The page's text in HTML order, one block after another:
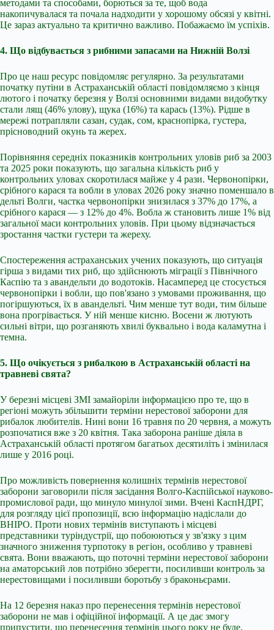
методами та способами, борються за те, щоб вода
накопичувалася та почала надходити у хорошому обсязі у квітні.
Це зараз актуально та критично важливо. Побажаємо їм успіхів.
4. Що відбувається з рибними запасами на Нижній Волзі
Про це наш ресурс повідомляє регулярно. За результатами
початку путіни в Астраханській області повідомляємо з кінця
лютого і початку березня у Волзі основними видами видобутку
стали лящ (46% улову), щука (16%) та карась (13%). Рідше в
мережі потрапляли сазан, судак, сом, краснопірка, густера,
прісноводний окунь та жерех.
Порівняння середніх показників контрольних уловів риб за 2003
та 2025 роки показують, що загальна кількість риб у
контрольних уловах скоротилася майже у 4 рази. Червонопірки,
срібного карася та вобли в уловах 2026 року значно поменшало в
дельті Волги, частка червонопірки знизилася з 37% до 17%, а
срібного карася — з 12% до 4%. Вобла ж становить лише 1% від
загальної маси контрольних уловів. При цьому відзначається
зростання частки густери та жереху.
Спостереження астраханських учених показують, що ситуація
гірша з видами тих риб, що здійснюють міграції з Північного
Каспію та з авандельти до водотоків. Насамперед це стосується
червонопірки і вобли, що пов'язано з умовами проживання, що
погіршуються, їх в авандельті. Чим менше тут води, тим більше
вона прогрівається. У ній менше кисню. Восени ж лютують
сильні вітри, що розганяють хвилі буквально і вода каламутна і
темна.
5. Що очікується з рибалкою в Астраханській області на
травневі свята?
У березні місцеві ЗМІ замайоріли інформацією про те, що в
регіоні можуть збільшити терміни нерестової заборони для
рибалок любителів. Нині вони 16 травня по 20 червня, а можуть
розпочатися вже з 20 квітня. Така заборона раніше діяла в
Астраханській області протягом багатьох десятиліть і змінилася
лише у 2016 році.
Про можливість повернення колишніх термінів нерестової
заборони заговорили після засідання Волго-Каспійської науково-
промислової ради, що минуло минулої зими. Вчені КаспНДРГ,
для розгляду цієї пропозиції, всю інформацію надіслали до
ВНІРО. Проти нових термінів виступають і місцеві
представники туріндустрії, що побоюються у зв'язку з цим
значного зниження турпотоку в регіон, особливо у травневі
свята. Вони вважають, що поточні терміни нерестової заборони
на аматорський лов потрібно зберегти, посиливши контроль за
нерестовищами і посиливши боротьбу з браконьєрами.
На 12 березня наказ про перенесення термінів нерестової
заборони не мав і офіційної інформації. А це дає змогу
припустити, що перенесення термінів цього року не буде.